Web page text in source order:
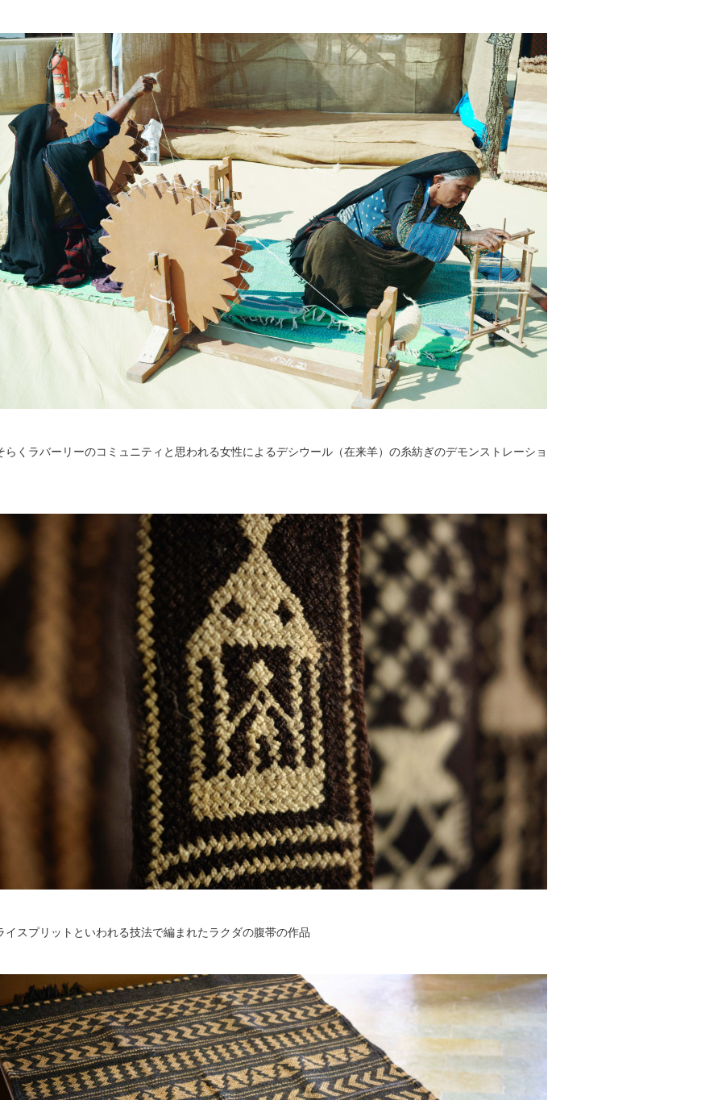
らくラバーリーのコミュニティと思われる女性によるデシウール（在来羊）の糸紡ぎのデモンストレーショ
イスプリットといわれる技法で編まれたラクダの腹帯の作品